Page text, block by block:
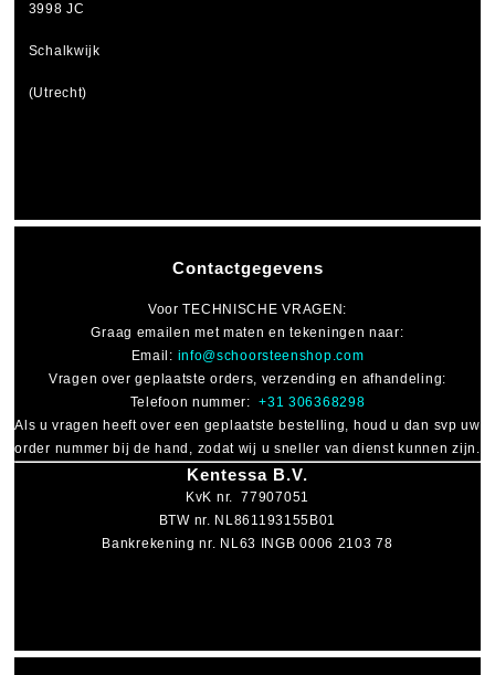
Contactgegevens
VoorTECHNISCHE VRAGEN :
Graag emailen met maten en tekeningen naar:
Email: info@schoorsteenshop.com
Vragen over geplaatste orders, verzending en afhandeling:
Telefoon nummer:+31 306368298
Als u vragen heeft over een geplaatste bestelling, houd u dan svp uw
order nummer bij de hand, zodat wij u sneller van dienst kunnen zijn.
Kentessa B.V.
KvK nr. 77907051
BTW nr. NL861193155B01
Bankrekening nr. NL63 INGB 0006 2103 78
3998 JC
Schalkwijk
(Utrecht)